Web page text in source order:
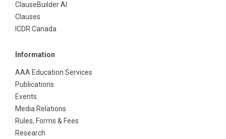
ClauseBuilder AI
Clauses
ICDR Canada
Information
AAA Education Services
Publications
Events
Media Relations
Rules, Forms & Fees
Research